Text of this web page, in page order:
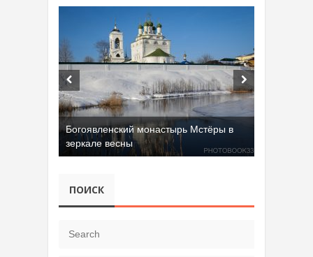
Богоявленский монастырь Мстёры в
зеркале весны
ПОИСК